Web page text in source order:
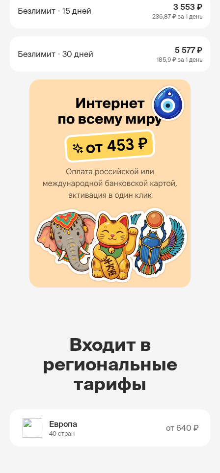
Безлимит 15 дней 3 553 ₽
236,87 ₽ за 1 день
Безлимит 30 дней 5 577 ₽
185,9 ₽ за 1 день
Входит в
региональные
тарифы
Европа
40 стран
от 640 ₽